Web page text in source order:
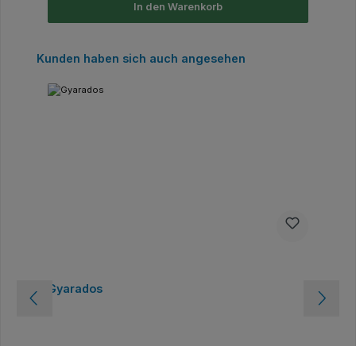
In den Warenkorb
Produktgalerie überspringen
Kunden haben sich auch angesehen
Gyarados